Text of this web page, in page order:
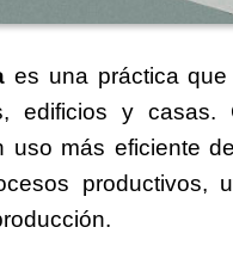
es una práctica
edificios y
uso más eficiente
productivos,